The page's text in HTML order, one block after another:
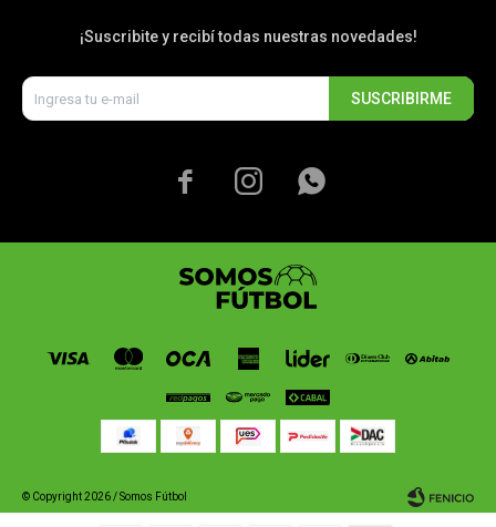
¡Suscribite y recibí todas nuestras novedades!
SUSCRIBIRME
  
© Copyright 2026 / Somos Fútbol